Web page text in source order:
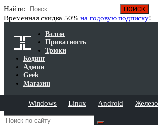
Найти:
Временная скидка 50% на годовую подписку!
Взлом
Приватность
Трюки
Кодинг
Админ
Geek
Магазин
Windows Linux Android Железо